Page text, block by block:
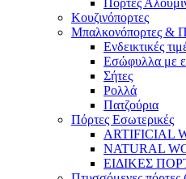
Πόρτες
Κουζινόπορτες
Μπαλκονόπορτες &
Ενδεικτικές
Εσώφυλλα με
Σήτες
Ρολλά
Πατζούρια
Πόρτες Εσωτερικές
ARTIFICIAL
NATURAL
ΕΙΔΙΚΕΣ